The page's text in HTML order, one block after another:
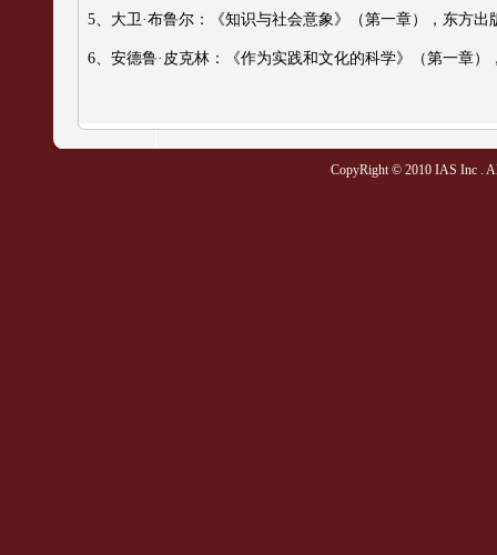
5、大卫·布鲁尔：《知识与社会意象》（第一章），东方出
6、安德鲁·皮克林：《作为实践和文化的科学》（第一章
CopyRight © 2010 IAS Inc .